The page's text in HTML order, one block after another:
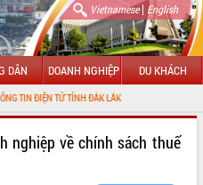
Vietnamese| English
DÂN DOANH NGHIỆP DU KHÁCH
TỬ TỈNH ĐẮK LẮK
nghiệp về chính sách thuế